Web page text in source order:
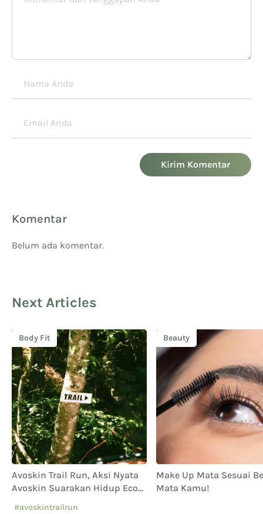
Kirim Komentar
Komentar
Belum ada komentar.
Next Articles
Body Fit
Avoskin Trail Run, Aksi Nyata
Avoskin Suarakan Hidup Eco
#avoskintrailrun
Beauty
Make Up Mata Sesuai
Mata Kamu!